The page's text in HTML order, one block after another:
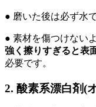
● 磨いた後は必ず水
● 素材を傷つけない
強く擦りすぎると表
必要です。
2. 酸素系漂白剤(